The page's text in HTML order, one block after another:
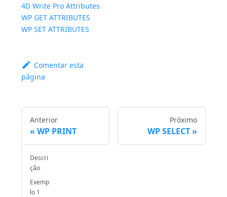
4D Write Pro Attributes
WP GET ATTRIBUTES
WP SET ATTRIBUTES
Comentar esta
página
Anterior
WP PRINT
Próximo
WP SELECT
Descri
ção
Exemp
lo 1